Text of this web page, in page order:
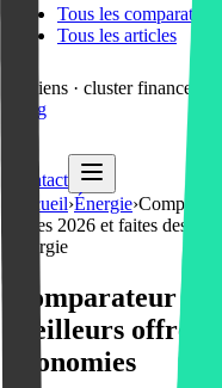
Tous les
Tous les articles
12 liens · cluster finances
Blog
Contact
Accueil›Énergie›
offres 2026 et faites des
Énergie
Comparateur
meilleurs offres
économies